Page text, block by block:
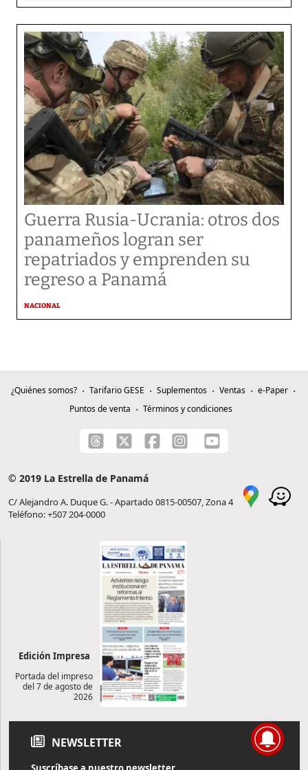
Guerra Rusia-Ucrania: otros dos
panameños logran ser
repatriados y emprenden su
regreso a Panamá
NACIONAL
¿Quiénes somos? Tarifario GESE Suplementos Ventas
e-Paper
Puntos de venta
Términos y condiciones
© 2019 La Estrella de Panamá
C/ Alejandro A. Duque G. - Apartado 0815-00507, Zona 4
Teléfono: +507 204-0000
Edición Impresa
Portada del impreso
del 7 de agosto de
2026
NEWSLETTER